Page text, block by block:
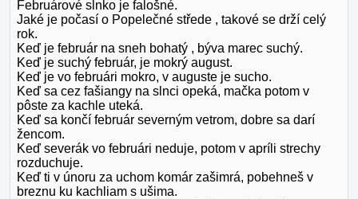
Februárové slnko je falošné.
Jaké je počasí o Popelečné střede , takové se drží celý
rok.
Keď je február na sneh bohatý , býva marec suchý.
Keď je suchý február, je mokrý august.
Keď je vo februári mokro, v auguste je sucho.
Keď sa cez fašiangy na slnci opeká, mačka potom v
pôste za kachle uteká.
Keď sa končí február severným vetrom, dobre sa darí
žencom.
Keď severák vo februári neduje, potom v apríli strechy
rozduchuje.
Keď ti v únoru za uchom komár zašimrá, pobehneš v
breznu ku kachliam s ušima.